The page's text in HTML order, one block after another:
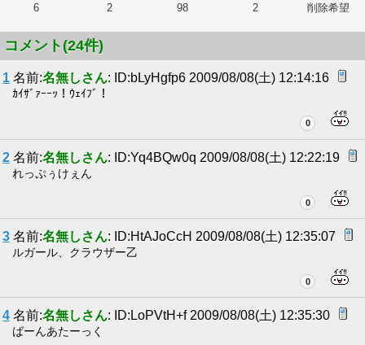
6 2 98 2 削除希望
コメント(24件)
1 名前:名無しさん: ID:bLyHgfp6 2009/08/08(土) 12:14:16
ｶｲｻﾞｧｰｰｯ！ｳｪｲﾌﾞ！
0
2 名前:名無しさん: ID:Yq4BQw0q 2009/08/08(土) 12:22:19
れっぷぅけぇん
0
3 名前:名無しさん: ID:HtAJoCcH 2009/08/08(土) 12:35:07
ルガール、クラウザー乙
0
4 名前:名無しさん: ID:LoPVtH+f 2009/08/08(土) 12:35:30
ばーんあたーっく